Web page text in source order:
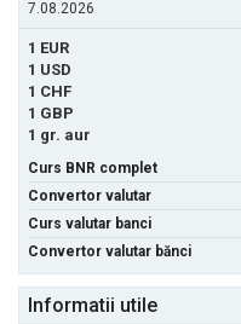
7.08.2026
1 EUR
1 USD
1 CHF
1 GBP
1 gr. aur
Curs BNR complet
Convertor valutar
Curs valutar banci
Convertor valutar bănci
Informatii utile